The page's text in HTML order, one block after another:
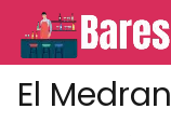
El